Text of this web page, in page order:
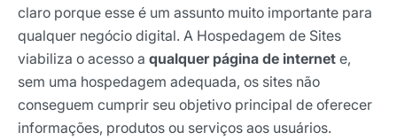
claro porque esse é um assunto muito importante para
qualquer negócio digital. A Hospedagem de Sites
viabiliza o acesso a qualquer página de internet e,
sem uma hospedagem adequada, os sites não
conseguem cumprir seu objetivo principal de oferecer
informações, produtos ou serviços aos usuários.